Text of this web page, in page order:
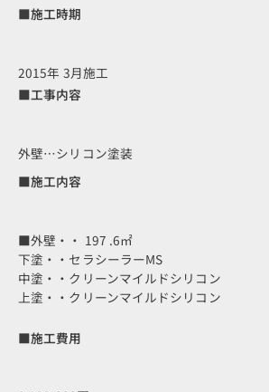
■施工時期
2015年 3月施工
■工事内容
外壁…シリコン塗装
■施工内容
■外壁・・ 197 .6㎡
下塗・・セラシーラーMS
中塗・・クリーンマイルドシリコン
上塗・・クリーンマイルドシリコン
■施工費用